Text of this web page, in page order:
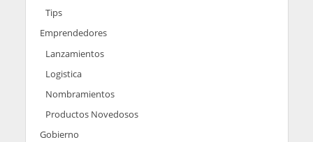
Tips
Emprendedores
Lanzamientos
Logistica
Nombramientos
Productos Novedosos
Gobierno